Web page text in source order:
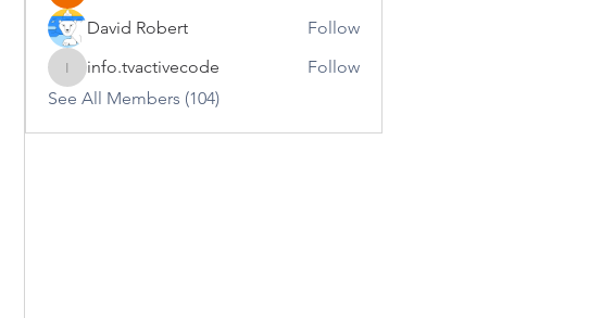
David Robert
Follow
info.tvactivecode
info.tvactivecode
Follow
See All Members (104)